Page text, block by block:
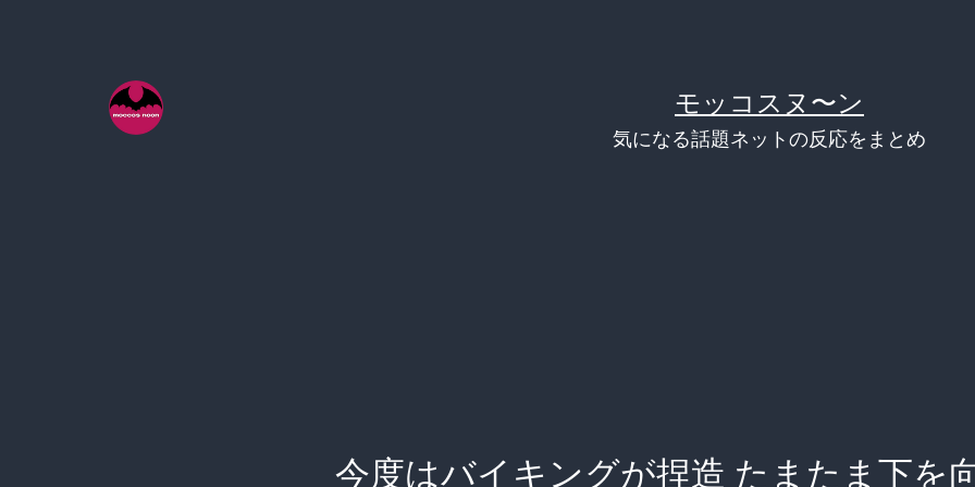
モッコスヌ〜ン
気になる話題ネットの反応をまとめ
今度はバイキングが捏造 たまたま下を